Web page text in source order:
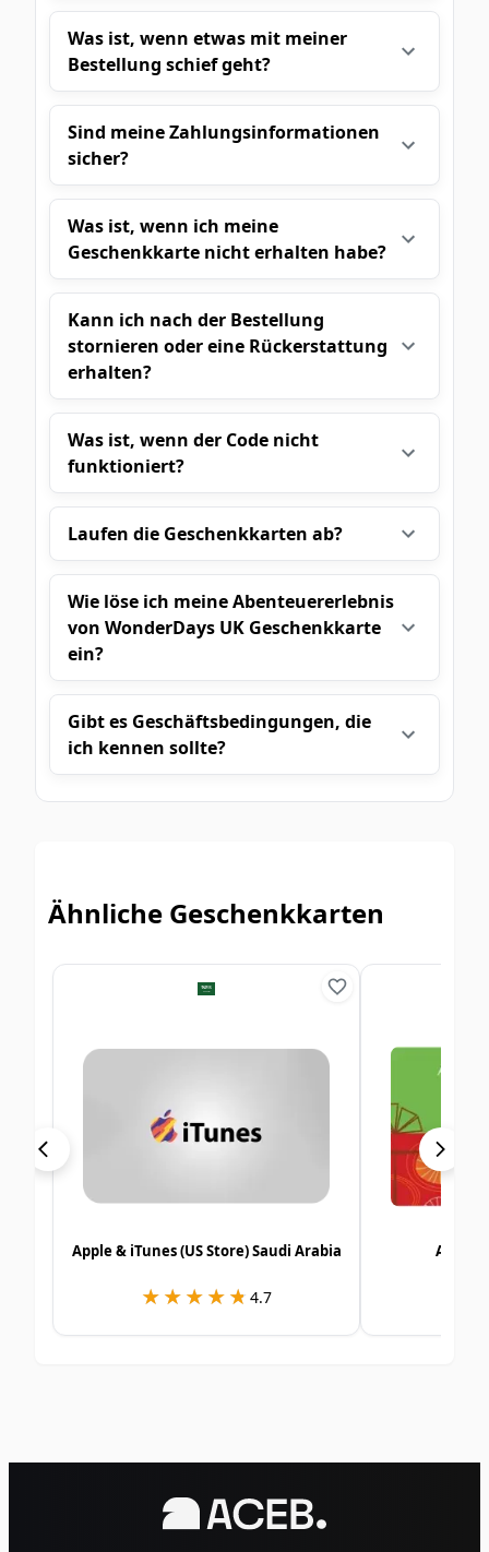
Was ist, wenn etwas mit meiner
Bestellung schief geht?
Sind meine Zahlungsinformationen
sicher?
Was ist, wenn ich meine
Geschenkkarte nicht erhalten habe?
Kann ich nach der Bestellung
stornieren oder eine Rückerstattung
erhalten?
Was ist, wenn der Code nicht
funktioniert?
Laufen die Geschenkkarten ab?
Wie löse ich meine Abenteuererlebnis
von WonderDays UK Geschenkkarte
ein?
Gibt es Geschäftsbedingungen, die
ich kennen sollte?
Ähnliche Geschenkkarten
Apple & iTunes (US Store) Saudi Arabia
★★★★★
★★★★★ 4.7